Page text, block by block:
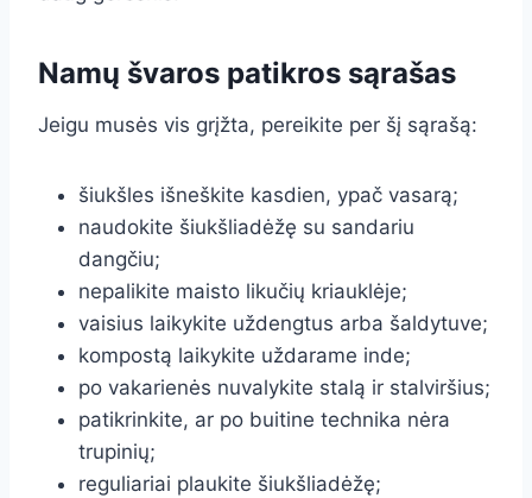
Namų švaros patikros sąrašas
Jeigu musės vis grįžta, pereikite per šį sąrašą:
šiukšles išneškite kasdien, ypač vasarą;
naudokite šiukšliadėžę su sandariu
dangčiu;
nepalikite maisto likučių kriauklėje;
vaisius laikykite uždengtus arba šaldytuve;
kompostą laikykite uždarame inde;
po vakarienės nuvalykite stalą ir stalviršius;
patikrinkite, ar po buitine technika nėra
trupinių;
reguliariai plaukite šiukšliadėžę;